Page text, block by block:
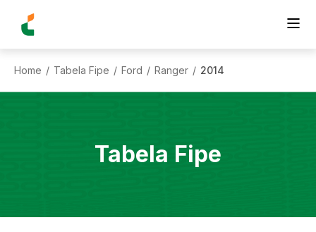
Home / Tabela Fipe / Ford / Ranger / 2014
Tabela Fipe